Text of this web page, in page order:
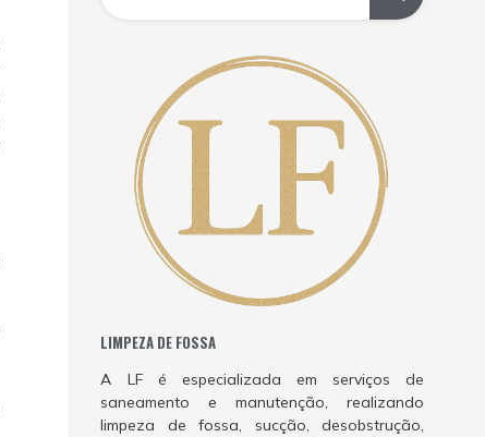
LIMPEZA DE FOSSA
A LF é especializada em serviços de
saneamento e manutenção, realizando
limpeza de fossa, sucção, desobstrução,